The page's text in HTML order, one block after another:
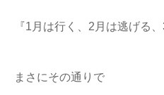
『1月は行く、2月は逃げる
まさにその通りで